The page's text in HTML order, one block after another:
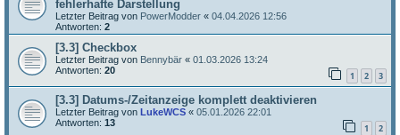
fehlerhafte Darstellung
Letzter Beitrag von PowerModder « 04.04.2026 12:56
Antworten: 2
[3.3] Checkbox
Letzter Beitrag von Bennybär « 01.03.2026 13:24
Antworten: 20 1 2 3
[3.3] Datums-/Zeitanzeige komplett deaktivieren
Letzter Beitrag von LukeWCS « 05.01.2026 22:01
Antworten: 13 1 2